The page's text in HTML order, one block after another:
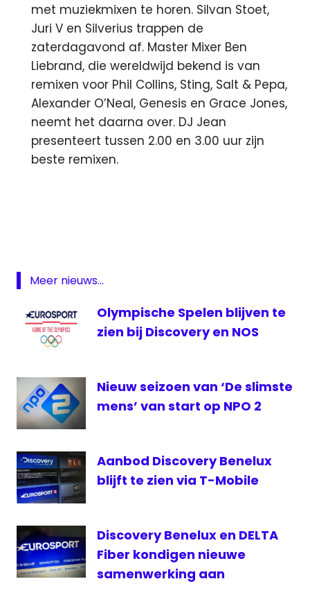
met muziekmixen te horen. Silvan Stoet,
Juri V en Silverius trappen de
zaterdagavond af. Master Mixer Ben
Liebrand, die wereldwijd bekend is van
remixen voor Phil Collins, Sting, Salt & Pepa,
Alexander O’Neal, Genesis en Grace Jones,
neemt het daarna over. DJ Jean
presenteert tussen 2.00 en 3.00 uur zijn
beste remixen.
The
Jetsons
Roes
Warner
Bros
Meer nieuws...
Olympische Spelen blijven te
zien bij Discovery en NOS
Nieuw seizoen van ‘De slimste
mens’ van start op NPO 2
Aanbod Discovery Benelux
blijft te zien via T-Mobile
Discovery Benelux en DELTA
Fiber kondigen nieuwe
samenwerking aan